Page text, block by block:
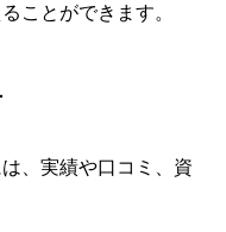
ことができます。
、実績や口コミ、資